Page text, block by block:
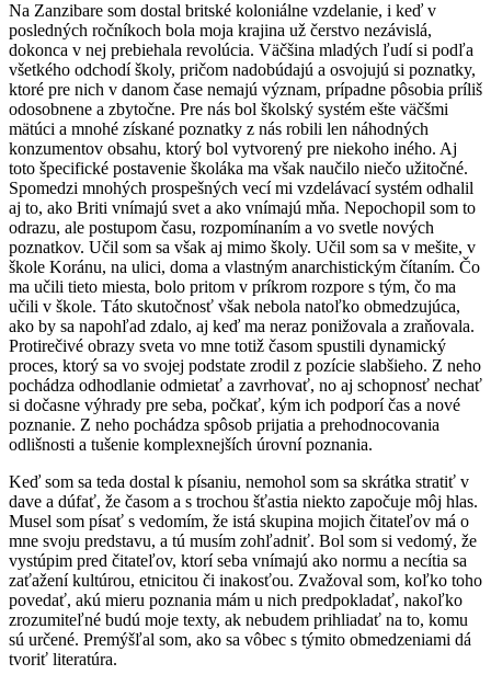
Na Zanzibare som dostal britské koloniálne vzdelanie, i keď v
posledných ročníkoch bola moja krajina už čerstvo nezávislá,
dokonca v nej prebiehala revolúcia. Väčšina mladých ľudí si podľa
všetkého odchodí školy, pričom nadobúdajú a osvojujú si poznatky,
ktoré pre nich v danom čase nemajú význam, prípadne pôsobia príliš
odosobnene a zbytočne. Pre nás bol školský systém ešte väčšmi
mätúci a mnohé získané poznatky z nás robili len náhodných
konzumentov obsahu, ktorý bol vytvorený pre niekoho iného. Aj
toto špecifické postavenie školáka ma však naučilo niečo užitočné.
Spomedzi mnohých prospešných vecí mi vzdelávací systém odhalil
aj to, ako Briti vnímajú svet a ako vnímajú mňa. Nepochopil som to
odrazu, ale postupom času, rozpomínaním a vo svetle nových
poznatkov. Učil som sa však aj mimo školy. Učil som sa v mešite, v
škole Koránu, na ulici, doma a vlastným anarchistickým čítaním. Čo
ma učili tieto miesta, bolo pritom v príkrom rozpore s tým, čo ma
učili v škole. Táto skutočnosť však nebola natoľko obmedzujúca,
ako by sa napohľad zdalo, aj keď ma neraz ponižovala a zraňovala.
Protirečivé obrazy sveta vo mne totiž časom spustili dynamický
proces, ktorý sa vo svojej podstate zrodil z pozície slabšieho. Z neho
pochádza odhodlanie odmietať a zavrhovať, no aj schopnosť nechať
si dočasne výhrady pre seba, počkať, kým ich podporí čas a nové
poznanie. Z neho pochádza spôsob prijatia a prehodnocovania
odlišnosti a tušenie komplexnejších úrovní poznania.
Keď som sa teda dostal k písaniu, nemohol som sa skrátka stratiť v
dave a dúfať, že časom a s trochou šťastia niekto započuje môj hlas.
Musel som písať s vedomím, že istá skupina mojich čitateľov má o
mne svoju predstavu, a tú musím zohľadniť. Bol som si vedomý, že
vystúpim pred čitateľov, ktorí seba vnímajú ako normu a necítia sa
zaťažení kultúrou, etnicitou či inakosťou. Zvažoval som, koľko toho
povedať, akú mieru poznania mám u nich predpokladať, nakoľko
zrozumiteľné budú moje texty, ak nebudem prihliadať na to, komu
sú určené. Premýšľal som, ako sa vôbec s týmito obmedzeniami dá
tvoriť literatúra.